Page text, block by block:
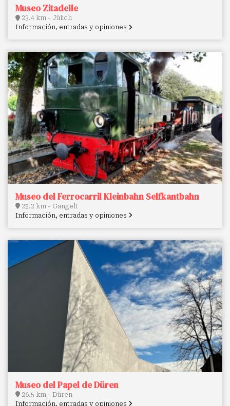
Museo Zitadelle
23.4 km - Jülich
Información, entradas y opiniones
Museo del Ferrocarril Kleinbahn Selfkantbahn
25.2 km - Gangelt
Información, entradas y opiniones
Museo del Papel de Düren
26.5 km - Düren
Información, entradas y opiniones